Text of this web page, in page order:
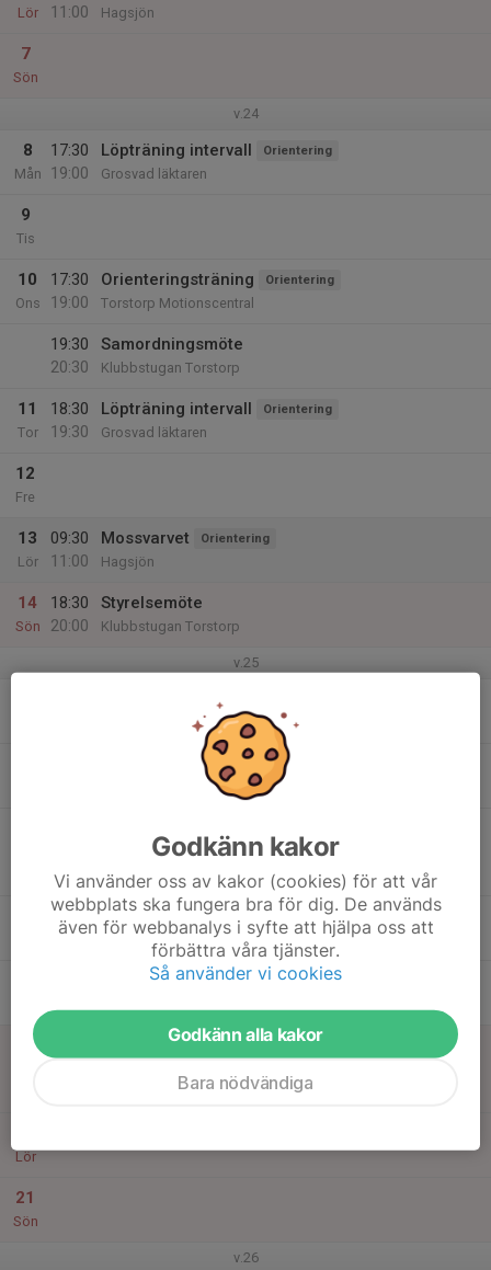
Lör
11:00
Hagsjön
7
Sön
v.24
8
Mån
17:30
19:00
Löpträning intervall Orientering
Grosvad läktaren
9
Tis
10
Ons
17:30
19:00
Orienteringsträning Orientering
Torstorp Motionscentral
19:30
20:30
Samordningsmöte
Klubbstugan Torstorp
11
Tor
18:30
19:30
Löpträning intervall Orientering
Grosvad läktaren
12
Fre
13
Lör
09:30
11:00
Mossvarvet Orientering
Hagsjön
14
Sön
18:30
20:00
Styrelsemöte
Klubbstugan Torstorp
v.25
Löpträning intervall
Grosvad läktaren
OR - Veteran
Stjärnorp
17:45
19:00
Mäselnrundan Orientering
Mäselnbadet
Löpträning intervall Orientering
19 Mossvarvet, midsommarmossen!
Lör
21
Sön
v.26
Godkänn kakor
Vi använder oss av kakor (cookies) för att vår
webbplats ska fungera bra för dig. De används
även för webbanalys i syfte att hjälpa oss att
förbättra våra tjänster.
Så använder vi cookies
Godkänn alla kakor
Bara nödvändiga